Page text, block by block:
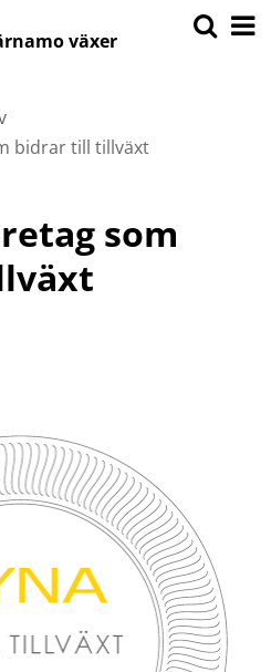
växer
Sök
på
bidrar till tillväxt
som